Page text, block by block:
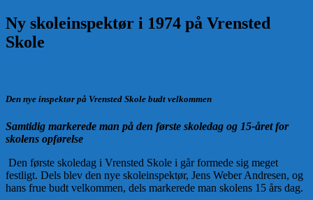
Ny skoleinspektør i 1974 på Vrensted
Skole
Den nye inspektør på Vrensted Skole budt velkommen
Samtidig markerede man på den første skoledag og 15-året for
skolens opførelse
Den første skoledag i Vrensted Skole i går formede sig meget
festligt. Dels blev den nye skoleinspektør, Jens Weber Andresen, og
hans frue budt velkommen, dels markerede man skolens 15 års dag.